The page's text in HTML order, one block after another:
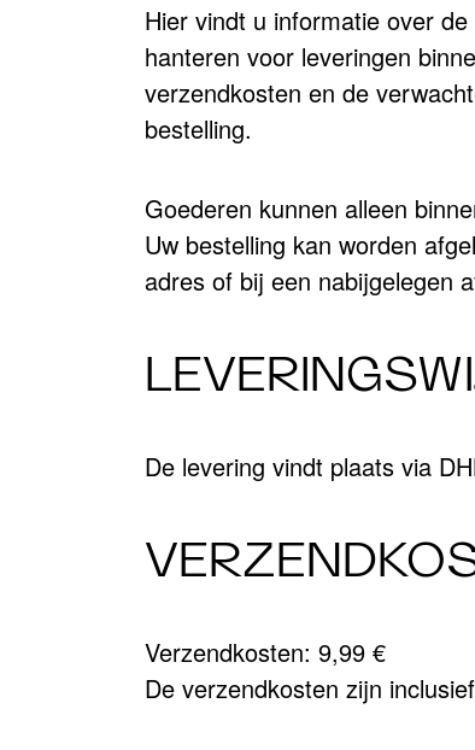
Hier vindt u informatie over
hanteren voor leveringen
verzendkosten en de
bestelling.
Goederen kunnen alleen
Uw bestelling kan worden
adres of bij een nabijgelegen
De levering vindt plaats via
Verzendkosten: 9,99 €
De verzendkosten zijn